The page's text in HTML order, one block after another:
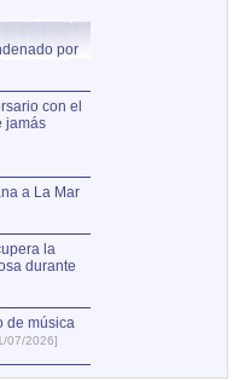
por
con el
jamás
a La Mar
la
durante
de música
07/2026]